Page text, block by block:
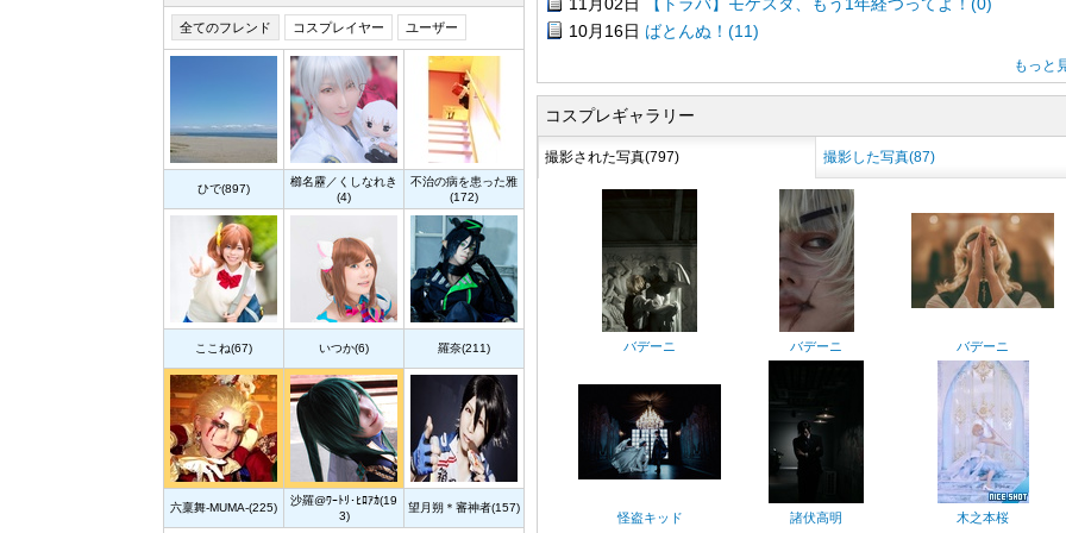
全てのフレンド コスプレイヤー ユーザー
ひで(897)
櫛名靂／くしなれき
(4)
不治の病を患った雅
(172)
ここね(67) いつか(6) 羅奈(211)
六稟舞-MUMA-(225)
沙羅@ﾜｰﾄﾘ･ﾋﾛｱｶ(19
3)
望月朔＊審神者(157)
10月16日 ばとんぬ！(11)
もっと
コスプレギャラリー
撮影された写真(797) 撮影した写真(87)
バデーニ バデーニ バデーニ
怪盗キッド 諸伏高明 木之本桜